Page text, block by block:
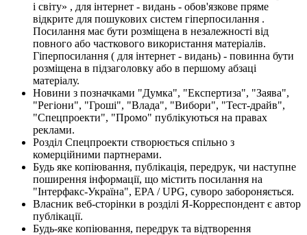
і світу» , для інтернет - видань - обов'язкове пряме
відкрите для пошукових систем гіперпосилання .
Посилання має бути розміщена в незалежності від
повного або часткового використання матеріалів.
Гіперпосилання ( для інтернет - видань) - повинна бути
розміщена в підзаголовку або в першому абзаці
матеріалу.
Новини з позначками "Думка", "Експертиза", "Заява",
"Регіони", "Гроші", "Влада", "Вибори", "Тест-драйв",
"Спецпроекти", "Промо" публікуються на правах
реклами.
Розділ Спецпроекти створюється спільно з
комерційними партнерами.
Будь яке копіювання, публікація, передрук, чи наступне
поширення інформації, що містить посилання на
"Інтерфакс-Україна", EPA / UPG, суворо забороняється.
Власник веб-сторінки в розділі Я-Корреспондент є автор
публікації.
Будь-яке копіювання, передрук та відтворення